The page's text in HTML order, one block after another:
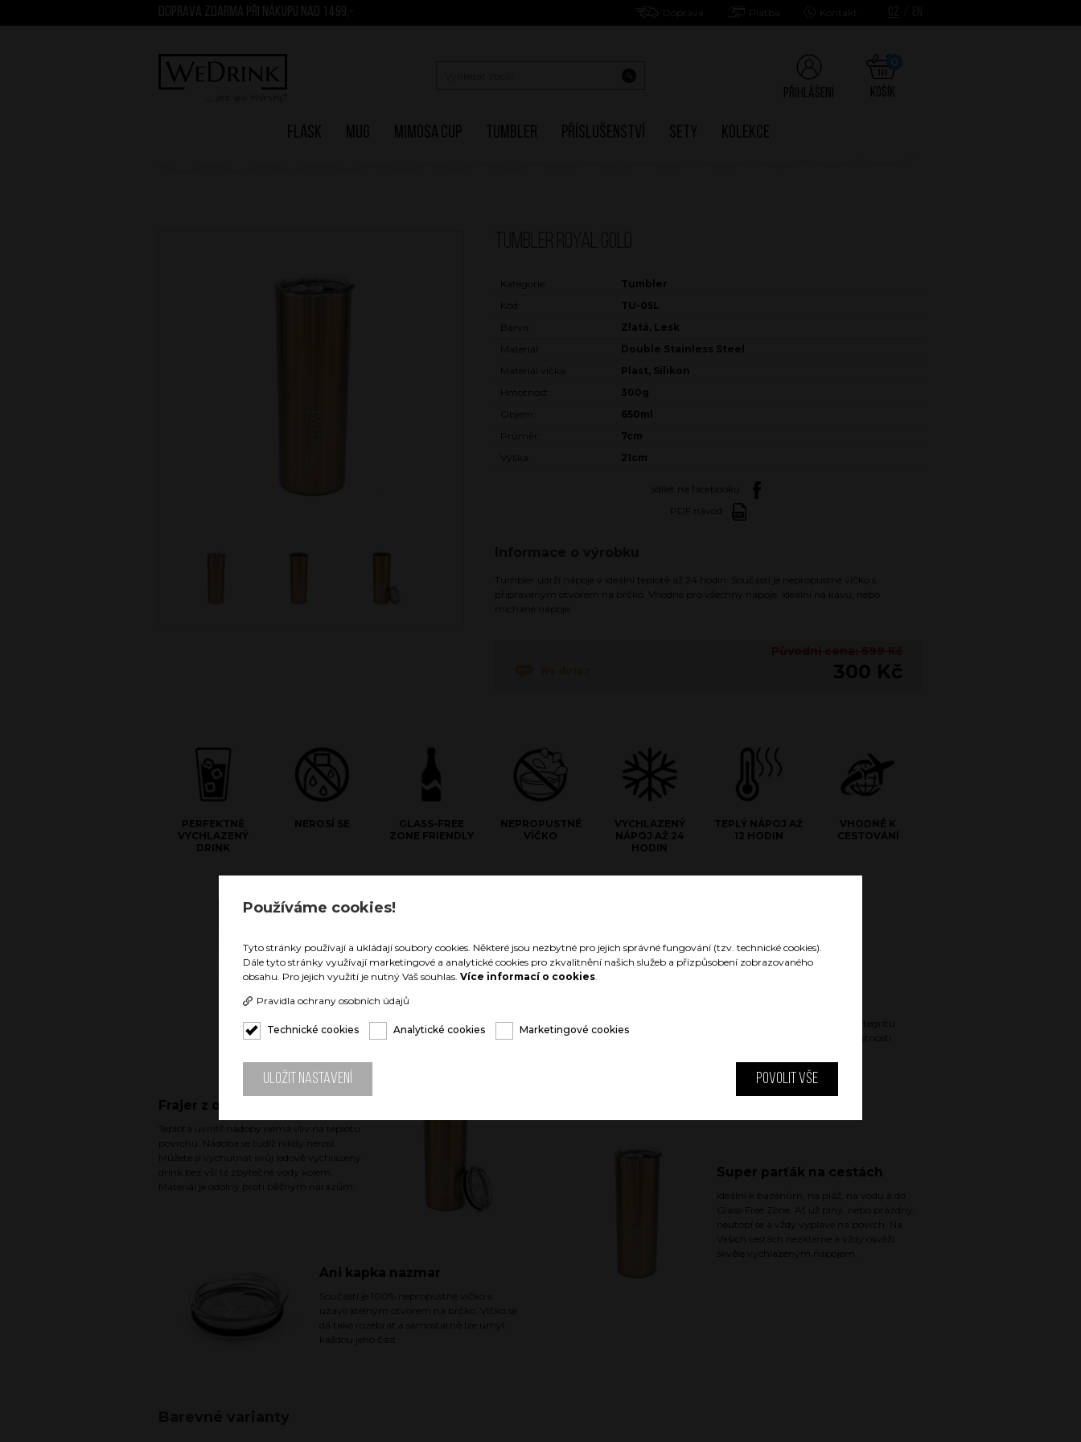
Používáme cookies!
Tyto stránky používají a ukládají soubory cookies. Některé jsou nezbytné pro jejich správné fungování (tzv. technické cookies).
Dále tyto stránky využívají marketingové a analytické cookies pro zkvalitnění našich služeb a přizpůsobení zobrazovaného
obsahu. Pro jejich využití je nutný Váš souhlas. Více informací o cookies.
Pravidla ochrany osobních údajů
Technické cookies Analytické cookies Marketingové cookies
Uložit nastavení Povolit vše
DOPRAVA ZDARMA PŘI NÁKUPU NAD 1499,- Doprava Platba Kontakt
Flask Mug Mimosa Cup Tumbler Příslušenství Sety Kolekce
Přihlášení Košík
Kategorie:
Tumbler
Kód:
TU-05L
Barva:
Zlatá, Lesk
Materiál:
Double Stainless Steel
Materiál víčka:
Plast, Silikon
Hmotnost:
300g
Objem:
650ml
Průměr:
7cm
Výška:
21cm
sdílet na facebooku
PDF návod
Tumbler udrží nápoje v ideální teplotě až 24 hodin. Součástí je nepropustné víčko s
připraveným otvorem na brčko. Vhodné pro všechny nápoje. Ideální na kávu, nebo
míchané nápoje.
PERFEKTNĚ
VYCHLAZENÝ
DRINK
NEROSÍ SE
GLASS-FREE
ZONE FRIENDLY
NEPROPUSTNÉ
VÍČKO
VYCHLAZENÝ
NÁPOJ AŽ 24
HODIN
TEPLÝ NÁPOJ AŽ
12 HODIN
VHODNÉ K
CESTOVÁNÍ
Double Stainless Steel
nezerové oceli zůstanou Vaše nápoje
vychlazené až 24 hodin, nebo teplé až 12
hodin. Narozdíl od vnitřku nádoby zůstává
povrch beze změny teploty. Nehrozí tak, že
by Vám ruka v níž nápoj držíte „umrzla,
Frajer z obou stran
Teplota uvnitř nádoby nemá vliv na teplotu
povrchu. Nádoba se tudíž nikdy nerosí.
Můžete si vychutnat svůj ledově vychlazený
drink bez vší té zbytečné vody kolem.
Materiál je odolný proti běžným nárazům.
Ani kapka nazmar
Součástí je 100% nepropustné víčko s
uzavíratelným otvorem na brčko. Víčko se
dá také rozebrat a samostatně lze umýt
každou jeho část.
Gravírované logo nenarušuje integritu
povrchu a nijak neovlivňuje vlastnosti
Super parťák na cestách
Ideální k bazénům, na pláž, na vodu a do
Glass-Free Zone. Ať už plný, nebo prázdný,
neutopí se a vždy vyplave na povrch. Na
Vašich cestách nezklame a vždy osvěží
skvěle vychlazeným nápojem.